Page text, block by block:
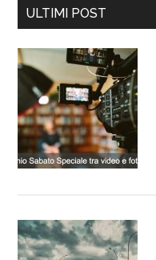
ULTIMI POST